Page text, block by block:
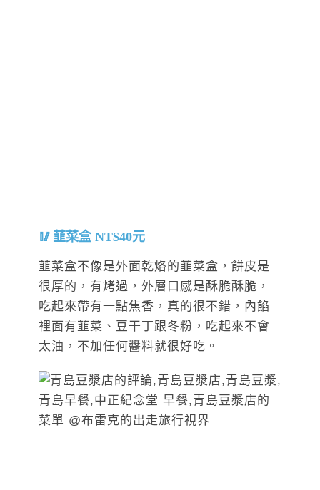
韮菜盒 NT$40元
韮菜盒不像是外面乾烙的韮菜盒，餅皮是
很厚的，有烤過，外層口感是酥脆酥脆，
吃起來帶有一點焦香，真的很不錯，內餡
裡面有韮菜、豆干丁跟冬粉，吃起來不會
太油，不加任何醬料就很好吃。